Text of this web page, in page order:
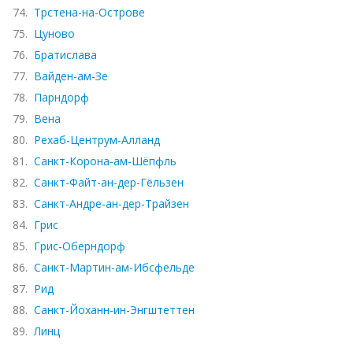
74. Трстена-на-Острове
75. Цуново
76. Братислава
77. Вайден-ам-Зе
78. Парндорф
79. Вена
80. Рехаб-Центрум-Алланд
81. Санкт-Корона-ам-Шёпфль
82. Санкт-Файт-ан-дер-Гёльзен
83. Санкт-Андре-ан-дер-Трайзен
84. Грис
85. Грис-Оберндорф
86. Санкт-Мартин-ам-Ибсфельде
87. Рид
88. Санкт-Йоханн-ин-Энгштеттен
89. Линц